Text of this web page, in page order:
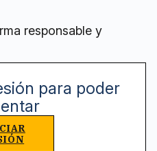
responsable y
para poder